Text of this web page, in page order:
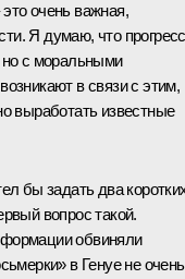
очень важная,
Я думаю, что прогресс
но с моральными
в связи с этим,
выработать известные
бы задать два
вопрос такой.
обвиняли
в Генуе не очень